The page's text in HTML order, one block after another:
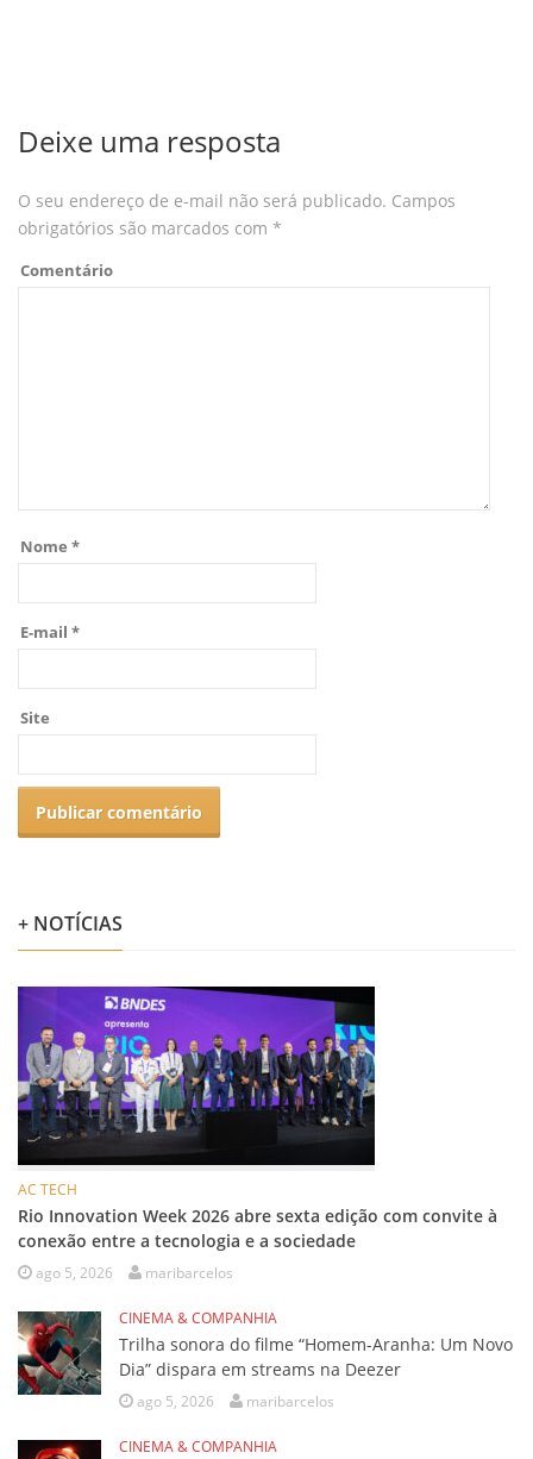
Deixe uma resposta
O seu endereço de e-mail não será publicado. Campos
obrigatórios são marcados com *
Comentário
Nome *
E-mail *
Site
+ NOTÍCIAS
AC TECH
Rio Innovation Week 2026 abre sexta edição com convite à
conexão entre a tecnologia e a sociedade
ago 5, 2026 maribarcelos
CINEMA & COMPANHIA
Trilha sonora do filme “Homem-Aranha: Um Novo
Dia” dispara em streams na Deezer
ago 5, 2026 maribarcelos
CINEMA & COMPANHIA